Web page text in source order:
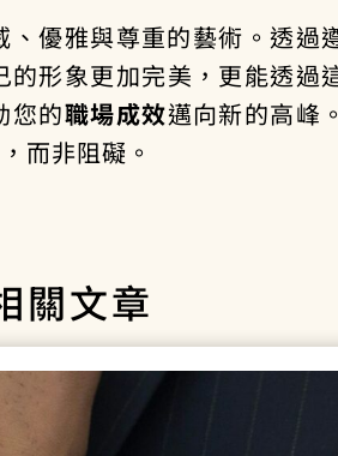
優雅與尊重的藝術。透過
的形象更加完美，更能透過
您的職場成效邁向新的高峰
而非阻礙。
關文章